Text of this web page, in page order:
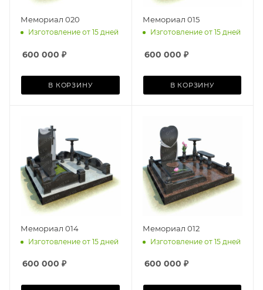
Мемориал 020
Изготовление от 15 дней
600 000 ₽
В КОРЗИНУ
Мемориал 015
Изготовление от 15 дней
600 000 ₽
В КОРЗИНУ
Мемориал 014
Изготовление от 15 дней
600 000 ₽
Мемориал 012
Изготовление от 15 дней
600 000 ₽